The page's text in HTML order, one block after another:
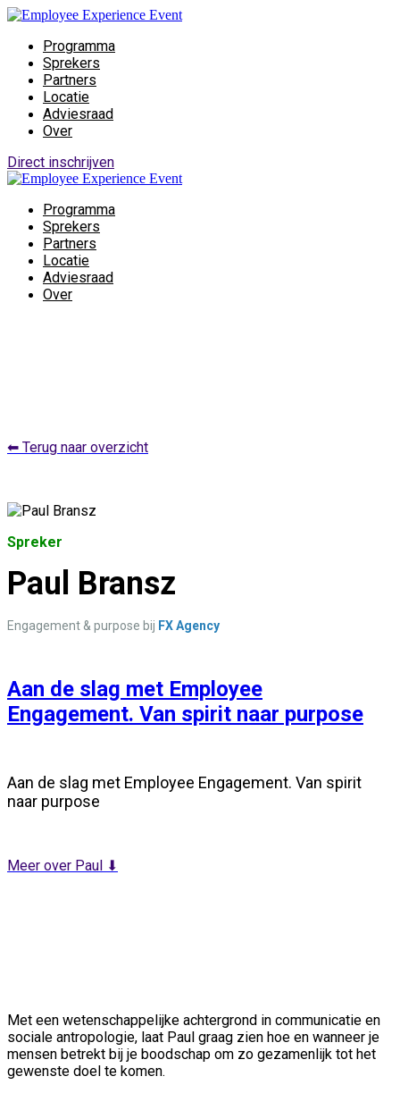
Programma
Sprekers
Partners
Locatie
Adviesraad
Over
Direct inschrijven
Programma
Sprekers
Partners
Locatie
Adviesraad
Over
⬅ Terug naar overzicht
Spreker
Paul Bransz
Engagement & purpose bij FX Agency
Aan de slag met Employee
Engagement. Van spirit naar purpose
Aan de slag met Employee Engagement. Van spirit
naar purpose
Meer over Paul ⬇
Met een wetenschappelijke achtergrond in communicatie en
sociale antropologie, laat Paul graag zien hoe en wanneer je
mensen betrekt bij je boodschap om zo gezamenlijk tot het
gewenste doel te komen.